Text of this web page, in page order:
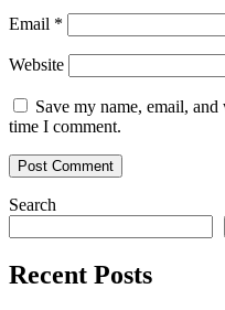
Email *
Website
Save my name, email,
time I comment.
Search
Recent Posts